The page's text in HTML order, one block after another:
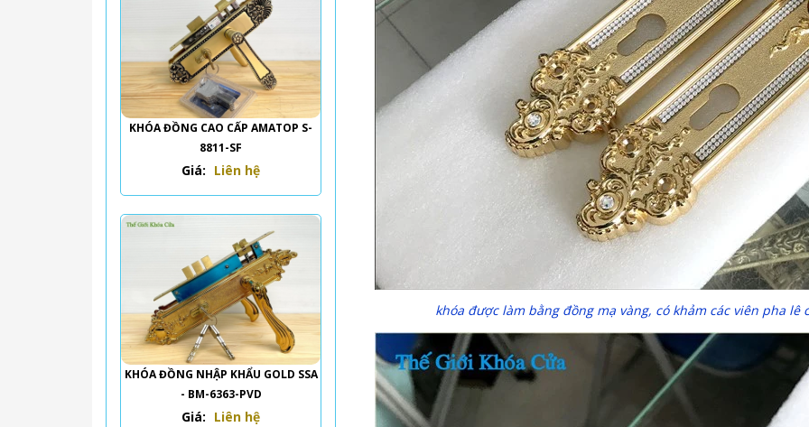
KHÓA ĐỒNG CAO CẤP AMATOP S-
8811-SF
Giá: Liên hệ
KHÓA ĐỒNG NHẬP KHẨU GOLD SSA
- BM-6363-PVD
Giá: Liên hệ
khóa được làm bằng đồng mạ vàng, có khảm các viên pha